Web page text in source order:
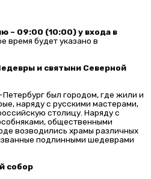
~ 09:00 (10:00) у входа в
время будет указано в
и святыни Северной
был городом, где жили и
наряду с русскими мастерами,
столицу. Наряду с
общественными
возводились храмы различных
подлинными шедеврами
собор